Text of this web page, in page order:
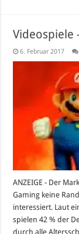
Videospiele
6. Februar 2017
ANZEIGE - Der
Gaming keine
interessiert. Laut
spielen 42 % der
durch alle